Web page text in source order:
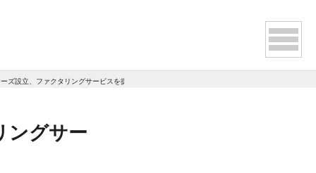
ズ設立、ファクタリングサービスを提供予定
ングサー